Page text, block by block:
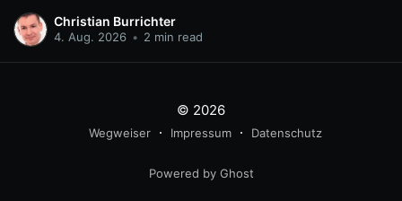
übersichtlich verfügbar. Aber auch zahlreiche
Materialien für eine Arbeitsphase lassen sich damit
Christian Burrichter
4. Aug. 2026 • 2 min read
© 2026
Wegweiser Impressum Datenschutz
Powered by Ghost